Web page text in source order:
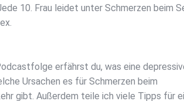
10. Frau leidet unter Schmerzen beim
erfährst du, was eine
Ursachen es für Schmerzen beim
gibt. Außerdem teile ich viele Tipps für